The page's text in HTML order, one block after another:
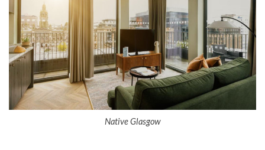
Native Glasgow